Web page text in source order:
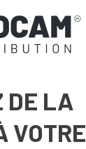
DE LA
VOTRE